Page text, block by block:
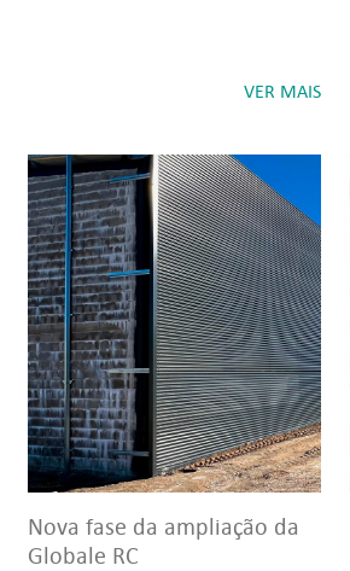
VER MAIS
Nova fase da ampliação da
Globale RC